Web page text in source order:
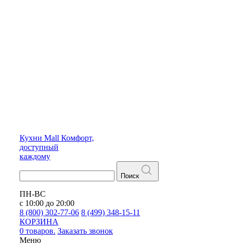
Кухни Mall Комфорт,
доступный
каждому
Поиск
ПН-ВС
с 10:00 до 20:00
8 (800) 302-77-06 8 (499) 348-15-11
КОРЗИНА
0 товаров. Заказать звонок
Меню